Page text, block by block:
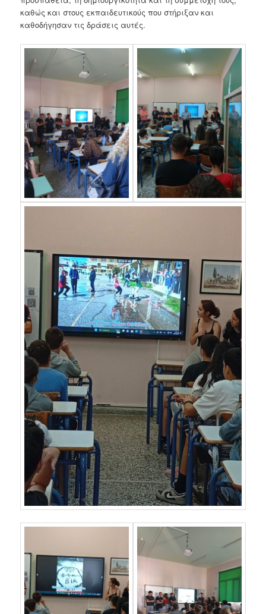
καθώς και στους εκπαιδευτικούς που στήριξαν και
καθοδήγησαν τις δράσεις αυτές.